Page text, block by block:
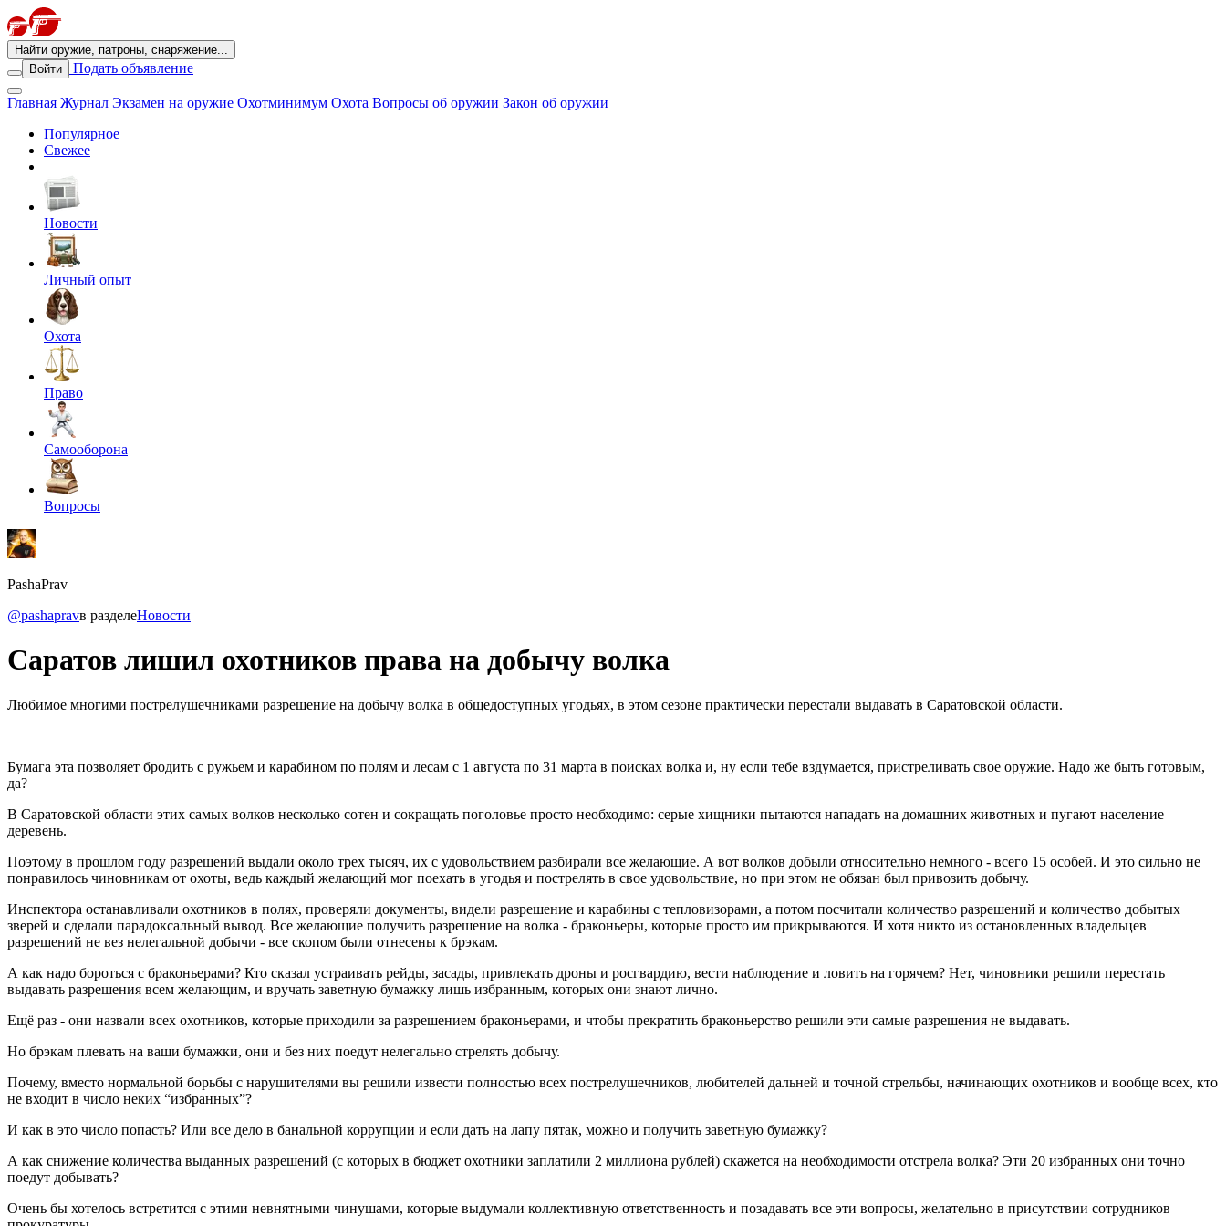
Найти оружие, патроны, снаряжение...
Войти
Подать объявление
Главная Журнал Экзамен на оружие Охотминимум Охота Вопросы об оружии Закон об оружии
Популярное
Свежее
Новости
Личный опыт
Охота
Право
Самооборона
Вопросы
PashaPrav
@pashapravв разделеНовости
Саратов лишил охотников права на добычу волка
Любимое многими пострелушечниками разрешение на добычу волка в общедоступных угодьях, в этом сезоне практически перестали выдавать в Саратовской области.
Бумага эта позволяет бродить с ружьем и карабином по полям и лесам с 1 августа по 31 марта в поисках волка и, ну если тебе вздумается, пристреливать свое оружие. Надо же быть готовым,
да?
В Саратовской области этих самых волков несколько сотен и сокращать поголовье просто необходимо: серые хищники пытаются нападать на домашних животных и пугают население
деревень.
Поэтому в прошлом году разрешений выдали около трех тысяч, их с удовольствием разбирали все желающие. А вот волков добыли относительно немного - всего 15 особей. И это сильно не
понравилось чиновникам от охоты, ведь каждый желающий мог поехать в угодья и пострелять в свое удовольствие, но при этом не обязан был привозить добычу.
Инспектора останавливали охотников в полях, проверяли документы, видели разрешение и карабины с тепловизорами, а потом посчитали количество разрешений и количество добытых
зверей и сделали парадоксальный вывод. Все желающие получить разрешение на волка - браконьеры, которые просто им прикрываются. И хотя никто из остановленных владельцев
разрешений не вез нелегальной добычи - все скопом были отнесены к брэкам.
А как надо бороться с браконьерами? Кто сказал устраивать рейды, засады, привлекать дроны и росгвардию, вести наблюдение и ловить на горячем? Нет, чиновники решили перестать
выдавать разрешения всем желающим, и вручать заветную бумажку лишь избранным, которых они знают лично.
Ещё раз - они назвали всех охотников, которые приходили за разрешением браконьерами, и чтобы прекратить браконьерство решили эти самые разрешения не выдавать.
Но брэкам плевать на ваши бумажки, они и без них поедут нелегально стрелять добычу.
Почему, вместо нормальной борьбы с нарушителями вы решили извести полностью всех пострелушечников, любителей дальней и точной стрельбы, начинающих охотников и вообще всех, кто
не входит в число неких “избранных”?
И как в это число попасть? Или все дело в банальной коррупции и если дать на лапу пятак, можно и получить заветную бумажку?
А как снижение количества выданных разрешений (с которых в бюджет охотники заплатили 2 миллиона рублей) скажется на необходимости отстрела волка? Эти 20 избранных они точно
поедут добывать?
Очень бы хотелось встретится с этими невнятными чинушами, которые выдумали коллективную ответственность и позадавать все эти вопросы, желательно в присутствии сотрудников